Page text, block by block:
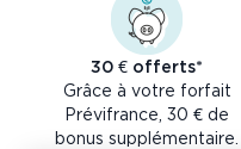
30 € offerts*
Grâce à votre forfait
Prévifrance, 30 € de
bonus supplémentaire.